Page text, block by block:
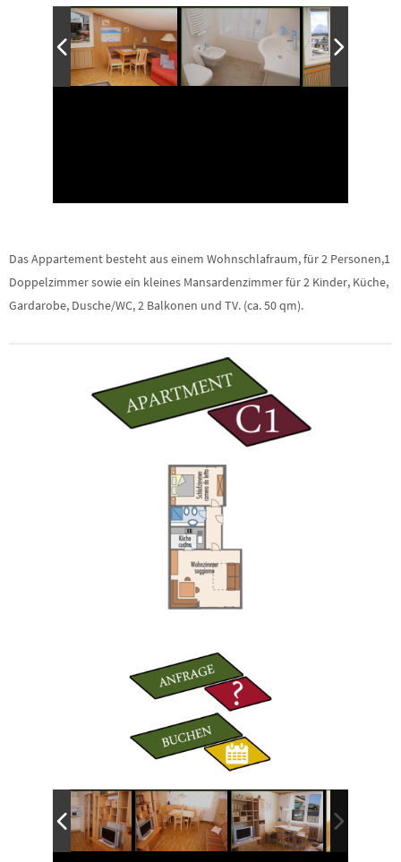
Das Appartement besteht aus einem Wohnschlafraum, für 2 Personen,1
Doppelzimmer sowie ein kleines Mansardenzimmer für 2 Kinder, Küche,
Gardarobe, Dusche/WC, 2 Balkonen und TV. (ca. 50 qm).